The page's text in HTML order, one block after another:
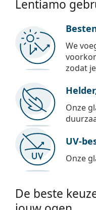
Lentiamo
We
zodat
Onze
UV-
Onze
De beste